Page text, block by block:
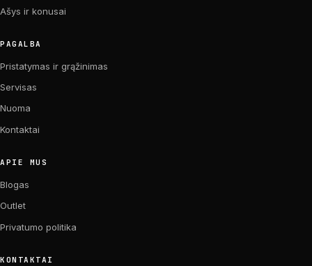
Ašys ir konusai
PAGALBA
Pristatymas ir grąžinimas
Servisas
Nuoma
Kontaktai
APIE MUS
Blogas
Outlet
Privatumo politika
KONTAKTAI